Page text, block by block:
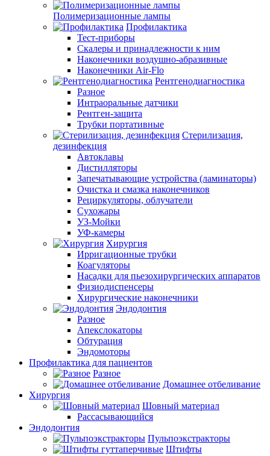
Полимеризационные лампы
Профилактика
Тест-приборы
Скалеры и принадлежности к ним
Наконечники воздушно-абразивные
Наконечники Air-Flo
Рентгенодиагностика
Разное
Интраоральные датчики
Рентген-защита
Трубки портативные
Стерилизация,
дезинфекция
Автоклавы
Дистилляторы
Запечатывающие устройства (ламинаторы)
Очистка и смазка наконечников
Рециркуляторы, облучатели
Сухожары
УЗ-Мойки
УФ-камеры
Хирургия
Ирригационные трубки
Коагуляторы
Насадки для пьезохирургических аппаратов
Физиодиспенсеры
Хирургические наконечники
Эндодонтия
Разное
Апекслокаторы
Обтурация
Эндомоторы
Профилактика для пациентов
Разное
Домашнее отбеливание
Хирургия
Шовный материал
Рассасывающийся
Эндодонтия
Пульпоэкстракторы
Штифты